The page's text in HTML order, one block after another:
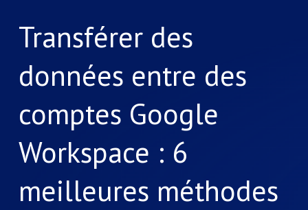
Transférer des
données entre des
comptes Google
Workspace : 6
meilleures méthodes